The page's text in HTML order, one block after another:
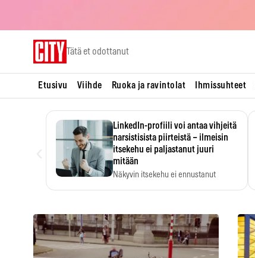
Tätä et odottanut
Etusivu Viihde Ruoka ja ravintolat Ihmissuhteet
LinkedIn-profiili voi antaa vihjeitä
narsistisista piirteistä – ilmeisin
itsekehu ei paljastanut juuri
mitään
Näkyvin itsekehu ei ennustanut